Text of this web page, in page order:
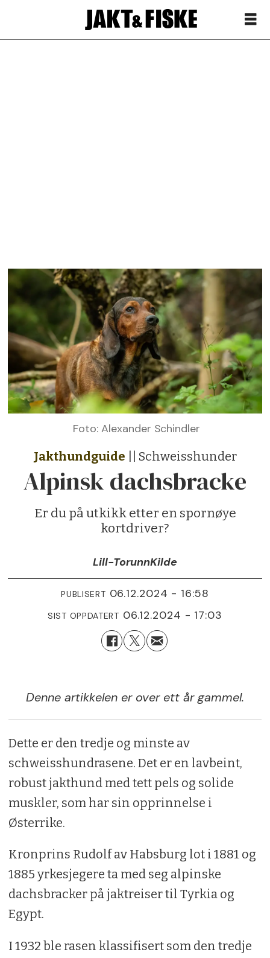
Foto: Alexander Schindler
Jakthundguide || Schweisshunder
Alpinsk dachsbracke
Er du på utkikk etter en spornøye
kortdriver?
Lill-TorunnKilde
PUBLISERT 06.12.2024 - 16:58
SIST OPPDATERT 06.12.2024 - 17:03
Denne artikkelen er over ett år gammel.
Dette er den tredje og minste av
schweisshundrasene. Det er en lavbeint,
robust jakthund med tett pels og solide
muskler, som har sin opprinnelse i
Østerrike.
Kronprins Rudolf av Habsburg lot i 1881 og
1885 yrkesjegere ta med seg alpinske
dachsbracker på jaktreiser til Tyrkia og
Egypt.
I 1932 ble rasen klassifisert som den tredje